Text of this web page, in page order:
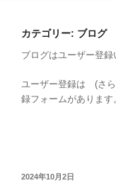
カテゴリー: ブログ
ブログはユーザー登録
ユーザー登録は (さ
録フォームがあります
投
2024年10月2日